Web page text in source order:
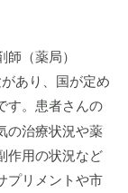
（薬局）
あり、国が定め
す。患者さんの
の治療状況や薬
作用の状況など
プリメントや市